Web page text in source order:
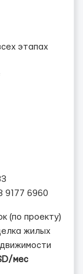
этапах
9177 6960
(по проекту)
жилых
мес